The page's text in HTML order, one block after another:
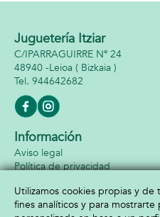
Juguetería Itziar
C/IPARRAGUIRRE Nº 24
48940 -Leioa ( Bizkaia )
944642682
Información
Aviso legal
Política de privacidad
Formas de pago
Utilizamos cookies propias y de
fines analíticos y para mostrarte